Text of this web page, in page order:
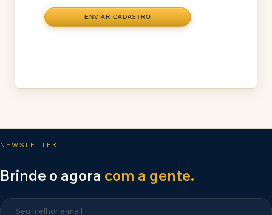
ENVIAR CADASTRO
NEWSLETTER
Brinde o agora com a gente.